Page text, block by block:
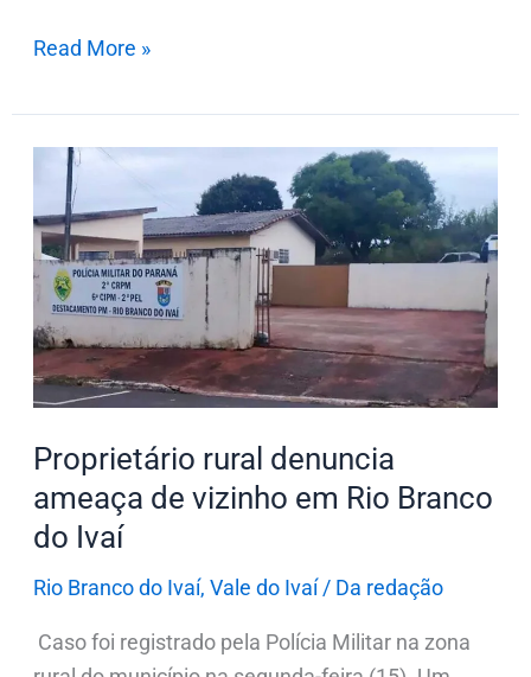
Read More »
Proprietário rural denuncia
ameaça de vizinho em Rio Branco
do Ivaí
Rio Branco do Ivaí, Vale do Ivaí/ Da redação
Caso foi registrado pela Polícia Militar na zona
Proprietário
rural
denuncia
ameaça
de
vizinho
em
Rio
do
Ivaí